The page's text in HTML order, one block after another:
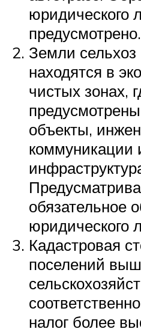
юридического
предусмотрено.
Земли сельхоз
находятся в
чистых зонах,
объекты,
коммуникации
обязательное
юридического
Кадастровая
поселений
налог более